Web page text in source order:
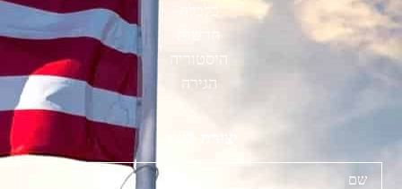
כלכלה
חדשות
היסטוריה
הגירה